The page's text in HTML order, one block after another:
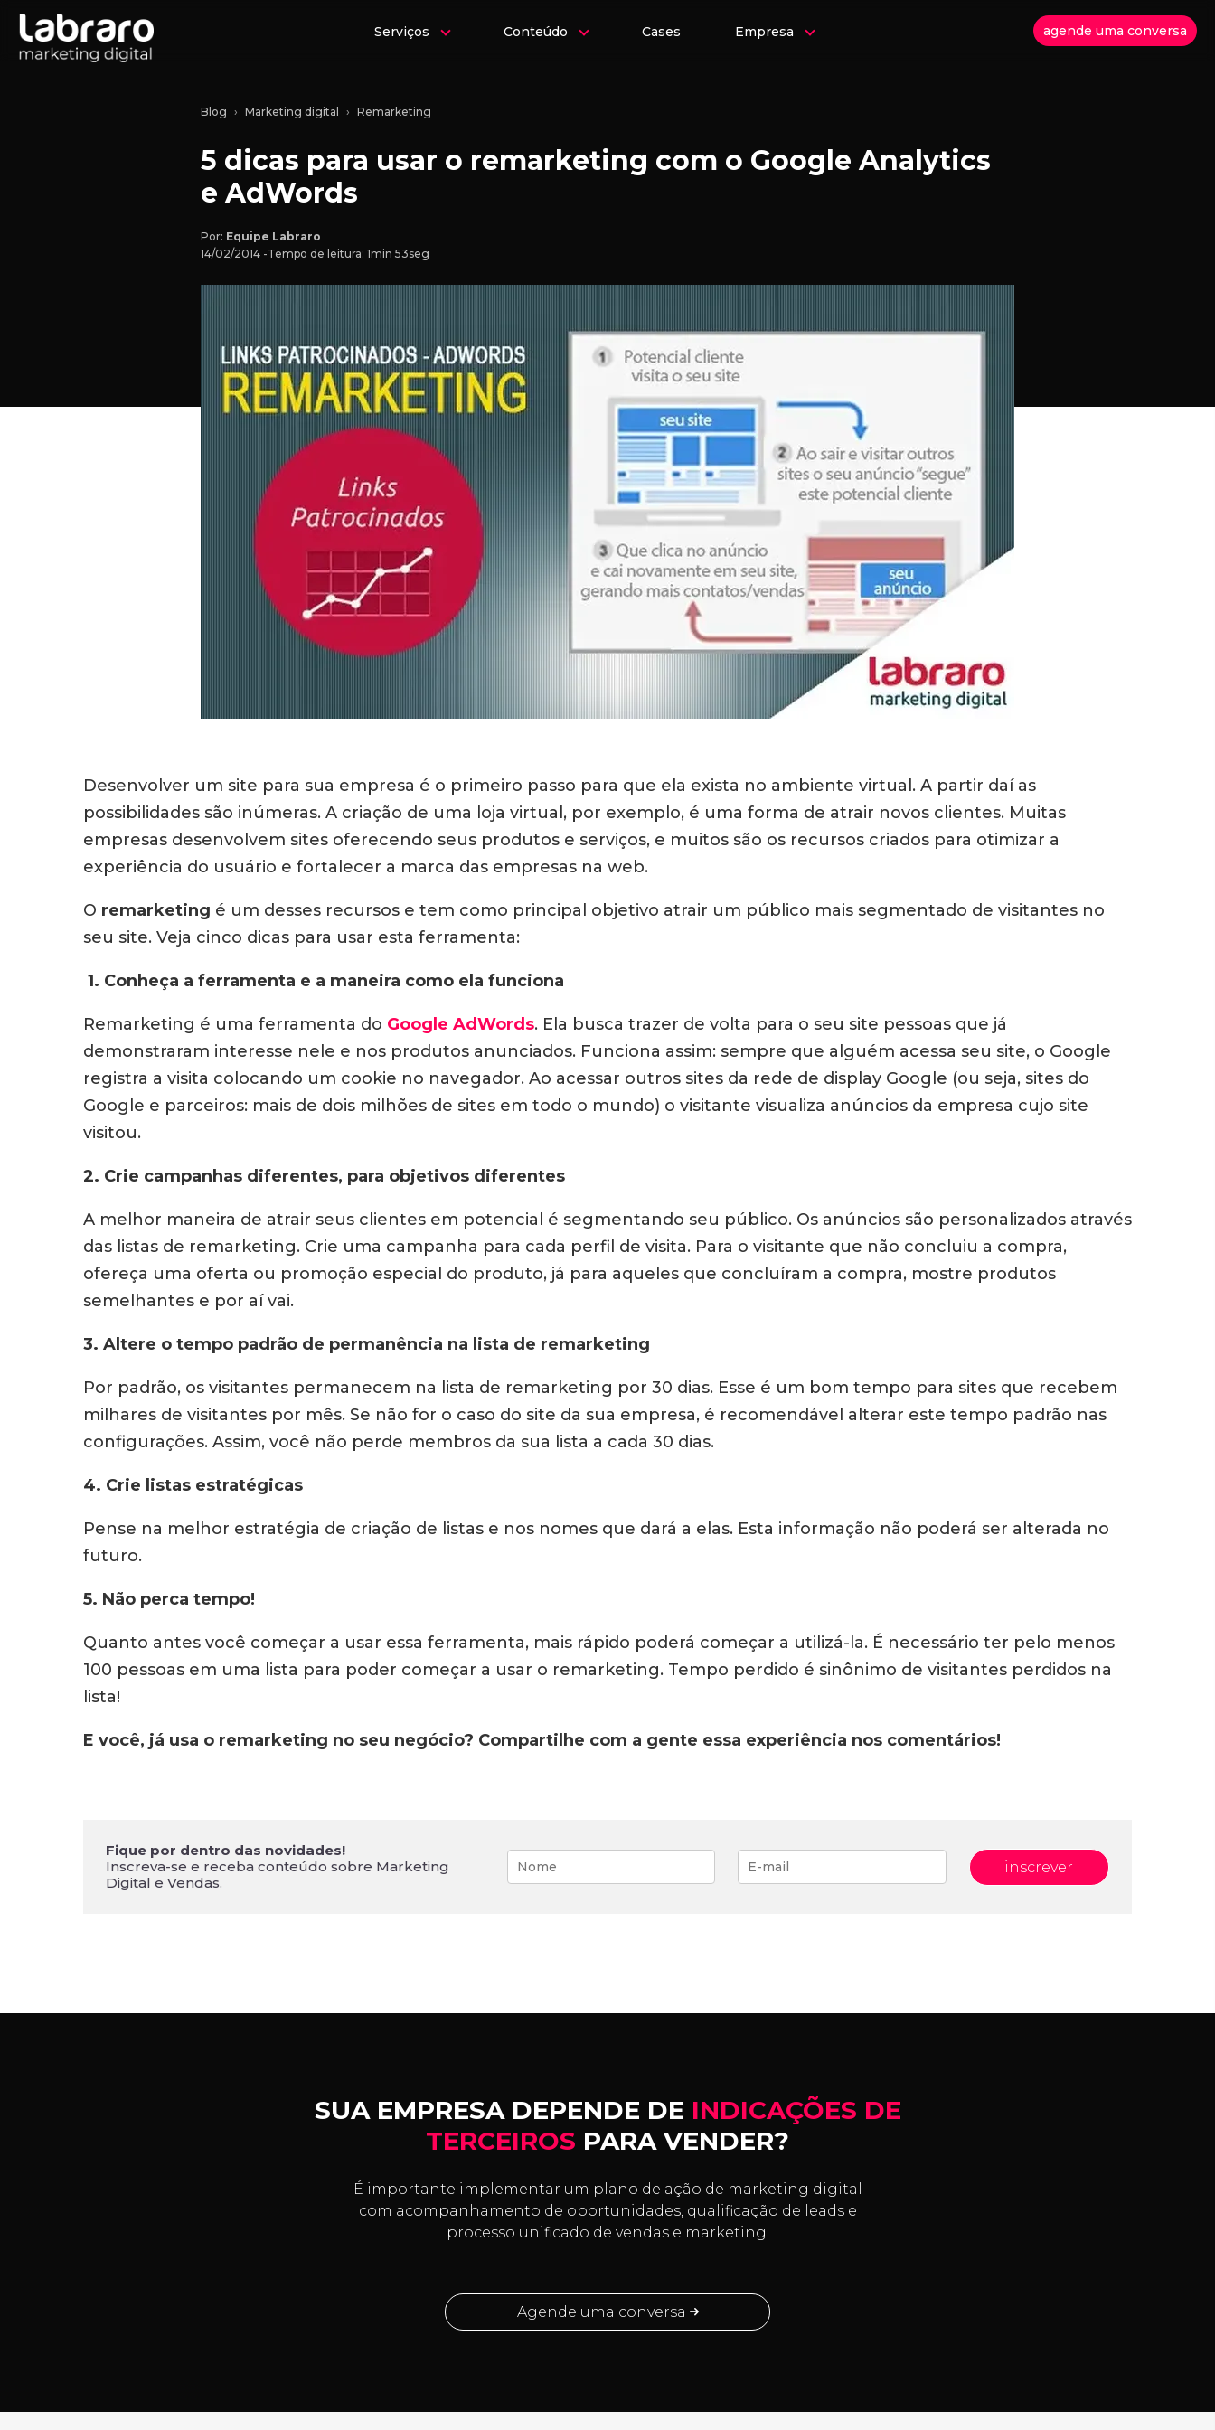
Serviços Conteúdo Cases Empresa agende uma conversa
Blog Marketing digital Remarketing
5 dicas para usar o remarketing com o Google Analytics
e AdWords
Por: Equipe Labraro
14/02/2014 -Tempo de leitura: 1min 53seg
Desenvolver um site para sua empresa é o primeiro passo para que ela exista no ambiente virtual. A partir daí as
possibilidades são inúmeras. A criação de uma loja virtual, por exemplo, é uma forma de atrair novos clientes. Muitas
empresas desenvolvem sites oferecendo seus produtos e serviços, e muitos são os recursos criados para otimizar a
experiência do usuário e fortalecer a marca das empresas na web.
O remarketing é um desses recursos e tem como principal objetivo atrair um público mais segmentado de visitantes no
seu site. Veja cinco dicas para usar esta ferramenta:
1. Conheça a ferramenta e a maneira como ela funciona
Remarketing é uma ferramenta do Google AdWords. Ela busca trazer de volta para o seu site pessoas que já
demonstraram interesse nele e nos produtos anunciados. Funciona assim: sempre que alguém acessa seu site, o Google
registra a visita colocando um cookie no navegador. Ao acessar outros sites da rede de display Google (ou seja, sites do
Google e parceiros: mais de dois milhões de sites em todo o mundo) o visitante visualiza anúncios da empresa cujo site
visitou.
2. Crie campanhas diferentes, para objetivos diferentes
A melhor maneira de atrair seus clientes em potencial é segmentando seu público. Os anúncios são personalizados através
das listas de remarketing. Crie uma campanha para cada perfil de visita. Para o visitante que não concluiu a compra,
ofereça uma oferta ou promoção especial do produto, já para aqueles que concluíram a compra, mostre produtos
semelhantes e por aí vai.
3. Altere o tempo padrão de permanência na lista de remarketing
Por padrão, os visitantes permanecem na lista de remarketing por 30 dias. Esse é um bom tempo para sites que recebem
milhares de visitantes por mês. Se não for o caso do site da sua empresa, é recomendável alterar este tempo padrão nas
configurações. Assim, você não perde membros da sua lista a cada 30 dias.
4. Crie listas estratégicas
Pense na melhor estratégia de criação de listas e nos nomes que dará a elas. Esta informação não poderá ser alterada no
futuro.
5. Não perca tempo!
Quanto antes você começar a usar essa ferramenta, mais rápido poderá começar a utilizá-la. É necessário ter pelo menos
100 pessoas em uma lista para poder começar a usar o remarketing. Tempo perdido é sinônimo de visitantes perdidos na
lista!
E você, já usa o remarketing no seu negócio? Compartilhe com a gente essa experiência nos comentários!
Fique por dentro das novidades!
Inscreva-se e receba conteúdo sobre Marketing
Digital e Vendas.
inscrever
SUA EMPRESA DEPENDE DE INDICAÇÕES DE
TERCEIROS PARA VENDER?
É importante implementar um plano de ação de marketing digital
com acompanhamento de oportunidades, qualificação de leads e
processo unificado de vendas e marketing.
Agende uma conversa